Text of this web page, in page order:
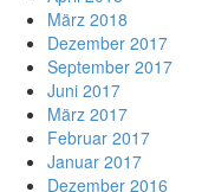
März 2018
Dezember 2017
September 2017
Juni 2017
März 2017
Februar 2017
Januar 2017
Dezember 2016